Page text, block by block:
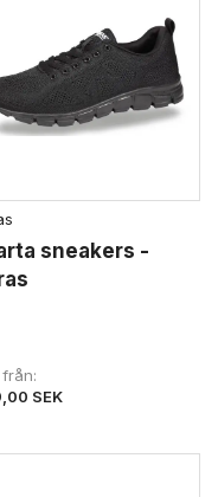
sneakers -
från
SEK